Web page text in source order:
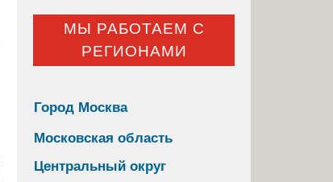
МЫ РАБОТАЕМ С
РЕГИОНАМИ
Город Москва
Московская область
Центральный округ